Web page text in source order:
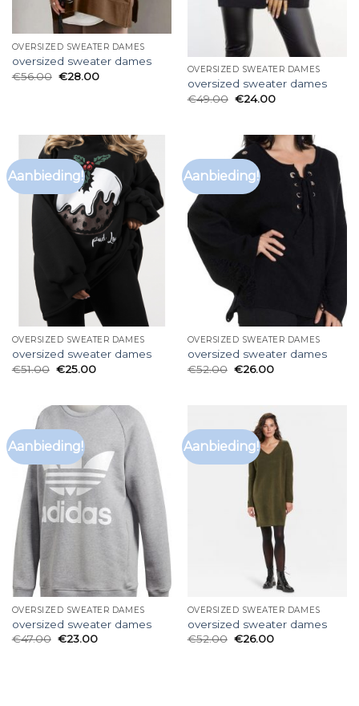
OVERSIZED SWEATER DAMES
oversized sweater dames
€56.00 €28.00
OVERSIZED SWEATER DAMES
oversized sweater dames
€49.00 €24.00
Aanbieding!
OVERSIZED SWEATER DAMES
oversized sweater dames
€51.00 €25.00
Aanbieding!
OVERSIZED SWEATER DAMES
oversized sweater dames
€52.00 €26.00
Aanbieding!
OVERSIZED SWEATER DAMES
oversized sweater dames
€47.00 €23.00
Aanbieding!
OVERSIZED SWEATER DAMES
oversized sweater dames
€52.00 €26.00